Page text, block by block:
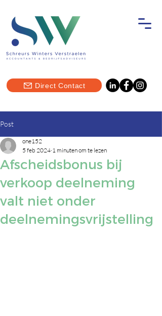
Direct Contact
Post
Afscheidsbonus bij
verkoop deelneming
valt niet onder
deelnemingsvrijstelling
one152
5 feb 2024 1 minuten om te lezen